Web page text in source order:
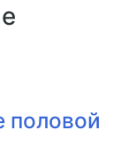
половой